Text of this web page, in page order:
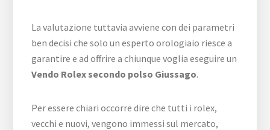
La valutazione tuttavia avviene con dei parametri
ben decisi che solo un esperto orologiaio riesce a
garantire e ad offrire a chiunque voglia eseguire un
Vendo Rolex secondo polso Giussago.
Per essere chiari occorre dire che tutti i rolex,
vecchi e nuovi, vengono immessi sul mercato,